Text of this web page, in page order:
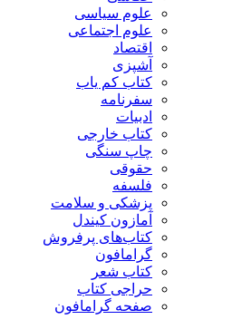
علوم سیاسی
علوم اجتماعی
اقتصاد
آشپزی
کتاب کم یاب
سفرنامه
ادبیات
کتاب خارجی
چاپ سنگی
حقوقی
فلسفه
پزشکی و سلامت
آمازون کیندل
کتاب‌های پرفروش
گرامافون
کتاب شعر
حراجی کتاب
صفحه گرامافون